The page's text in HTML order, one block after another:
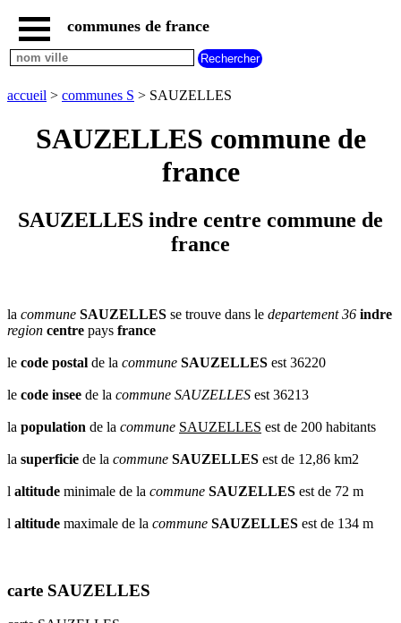
accueil
communes
regions
departement
H
K L M
N
O
P Q R S T
U
V
W X Y Z
communes de france
accueil > communes S > SAUZELLES
SAUZELLES commune de
france
SAUZELLES indre centre commune de
france
la commune SAUZELLES se trouve dans le departement 36 indre
region centre pays france
le code postal de la commune SAUZELLES est 36220
le code insee de la commune SAUZELLES est 36213
la population de la commune SAUZELLES est de 200 habitants
la superficie de la commune SAUZELLES est de 12,86 km2
l altitude minimale de la commune SAUZELLES est de 72 m
l altitude maximale de la commune SAUZELLES est de 134 m
carte SAUZELLES